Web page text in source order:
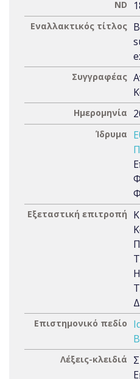
ND
Εναλλακτικός τίτλος
Συγγραφέας
Ημερομηνία
Ίδρυμα
Εξεταστική επιτροπή
Επιστημονικό πεδίο
Λέξεις-κλειδιά